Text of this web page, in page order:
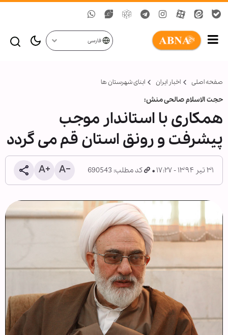
فارسی
صفحه اصلی اخبار ایران ابنای شهرستان ها
حجت الاسلام صالحی منش:
همکاری با استاندار موجب
پیشرفت و رونق استان قم می گردد
۳۱ تیر ۱۳۹۴ - ۱۷:۲۷ کد مطلب: 690543